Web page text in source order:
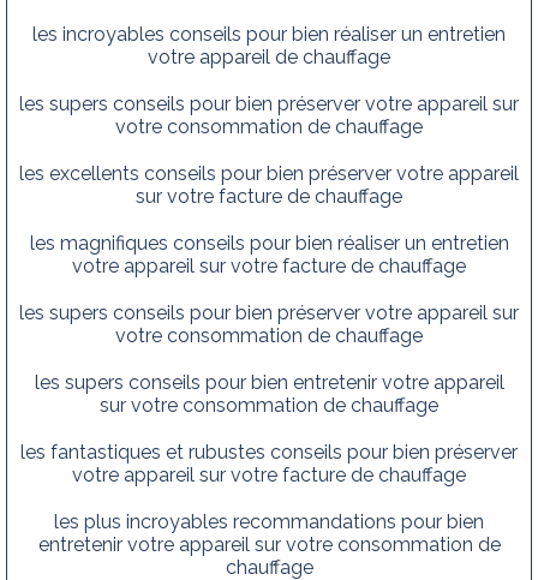
les incroyables conseils pour bien réaliser un entretien
votre appareil de chauffage
les supers conseils pour bien préserver votre appareil sur
votre consommation de chauffage
les excellents conseils pour bien préserver votre appareil
sur votre facture de chauffage
les magnifiques conseils pour bien réaliser un entretien
votre appareil sur votre facture de chauffage
les supers conseils pour bien préserver votre appareil sur
votre consommation de chauffage
les supers conseils pour bien entretenir votre appareil
sur votre consommation de chauffage
les fantastiques et rubustes conseils pour bien préserver
votre appareil sur votre facture de chauffage
les plus incroyables recommandations pour bien
entretenir votre appareil sur votre consommation de
chauffage